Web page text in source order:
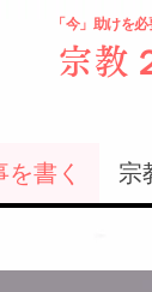
宗教
「今」助けを必
を書く 宗